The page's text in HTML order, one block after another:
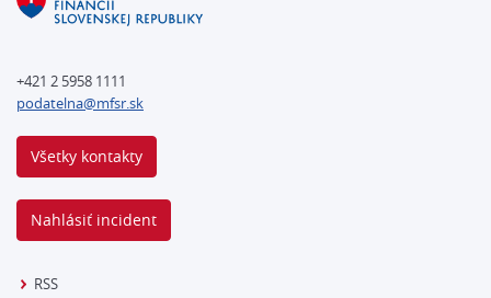
+421 2 5958 1111
podatelna@mfsr.sk
Všetky kontakty
Nahlásiť incident
RSS